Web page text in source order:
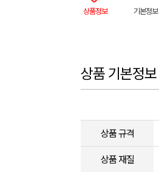
상품정보 기본정보
상품 기본정보
상품 규격
상품 재질